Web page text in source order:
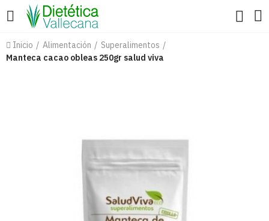
Inicio Alimentación
Superalimentos
Manteca cacao obleas 250gr salud viva